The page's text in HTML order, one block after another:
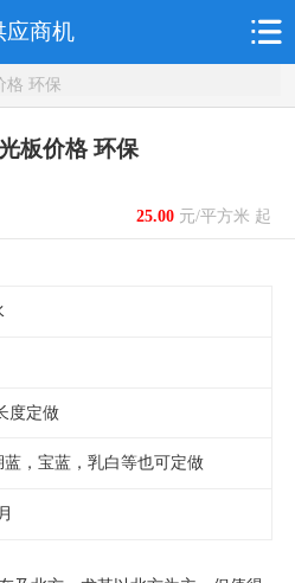
应商机
格 环保
板价格 环保
25.00元/平方米 起
度定做
蓝，宝蓝，乳白等也可定做